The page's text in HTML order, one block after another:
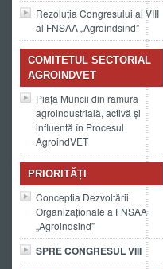
Rezoluția Congresului al VIII
al FNSAA „Agroindsind”
COMITETUL SECTORIAL
AGROINDVET
Piața Muncii din ramura
agroindustrială, activă și
influentă în Procesul
AgroindVET
PRIORITĂȚI
Conceptia Dezvoltării
Organizaționale a FNSAA
„Agroindsind”
SPRE CONGRESUL VIII